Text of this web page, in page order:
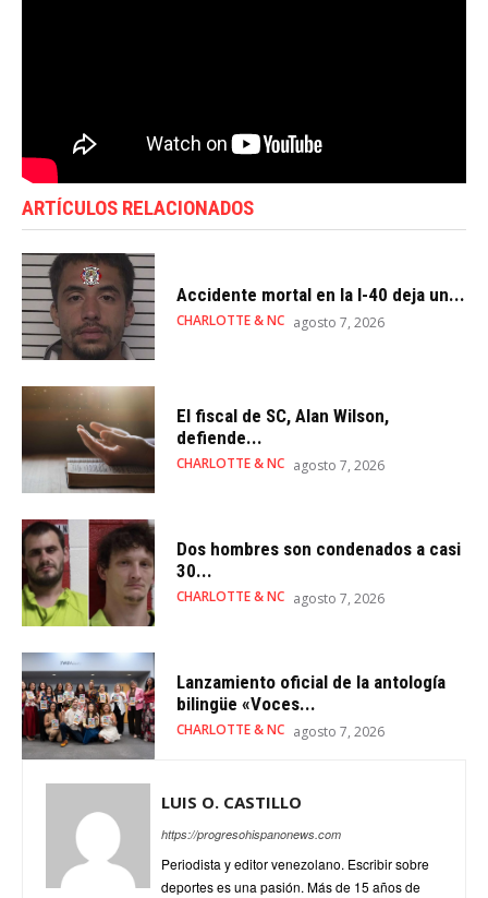
ARTÍCULOS RELACIONADOS
Accidente mortal en la I-40 deja un...
CHARLOTTE & NC agosto 7, 2026
El fiscal de SC, Alan Wilson,
defiende...
CHARLOTTE & NC agosto 7, 2026
Dos hombres son condenados a casi
30...
CHARLOTTE & NC agosto 7, 2026
Lanzamiento oficial de la antología
bilingüe «Voces...
CHARLOTTE & NC agosto 7, 2026
LUIS O. CASTILLO
https://progresohispanonews.com
Periodista y editor venezolano. Escribir sobre
deportes es una pasión. Más de 15 años de